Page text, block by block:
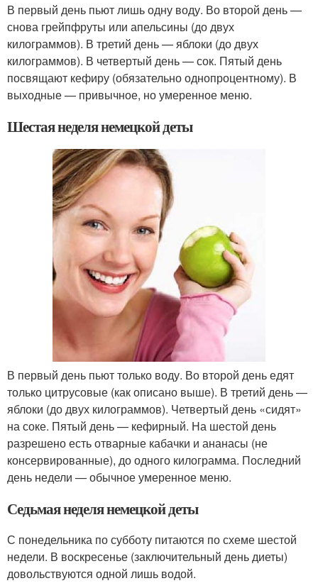
В первый день пьют лишь одну воду. Во второй день —
снова грейпфруты или апельсины (до двух
килограммов). В третий день — яблоки (до двух
килограммов). В четвертый день — сок. Пятый день
посвящают кефиру (обязательно однопроцентному). В
выходные — привычное, но умеренное меню.
Шестая неделя немецкой деты
В первый день пьют только воду. Во второй день едят
только цитрусовые (как описано выше). В третий день —
яблоки (до двух килограммов). Четвертый день «сидят»
на соке. Пятый день — кефирный. На шестой день
разрешено есть отварные кабачки и ананасы (не
консервированные), до одного килограмма. Последний
день недели — обычное умеренное меню.
Седьмая неделя немецкой деты
С понедельника по субботу питаются по схеме шестой
недели. В воскресенье (заключительный день диеты)
довольствуются одной лишь водой.